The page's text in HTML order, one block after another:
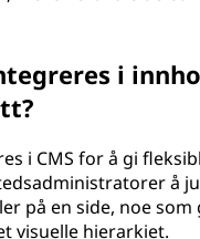
i
i CMS for å gi
å
på en side, noe
visuelle hierarkiet.